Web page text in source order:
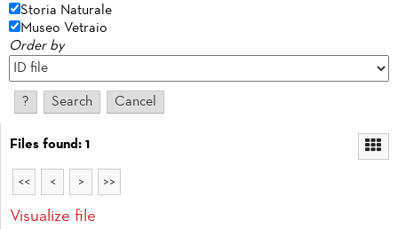
Storia Naturale
Museo Vetraio
Order by
Files found: 1
<< < > >>
Visualize file